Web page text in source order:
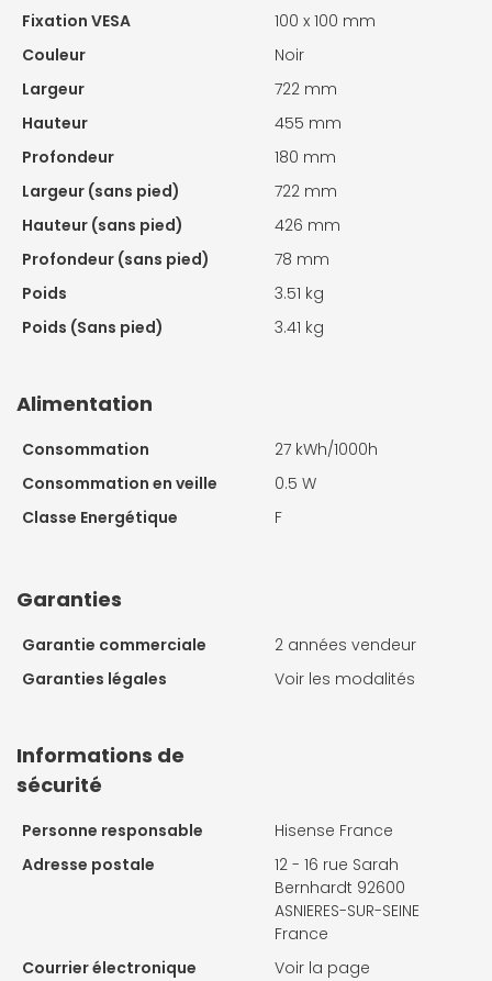
Fixation VESA
100 x 100 mm
Couleur
Noir
Largeur
722 mm
Hauteur
455 mm
Profondeur
180 mm
Largeur (sans pied)
722 mm
Hauteur (sans pied)
426 mm
Profondeur (sans pied)
78 mm
Poids
3.51 kg
Poids (Sans pied)
3.41 kg
Alimentation
Consommation
27 kWh/1000h
Consommation en veille
0.5 W
Classe Energétique
F
Garanties
Garantie commerciale
2 années vendeur
Garanties légales
Voir les modalités
Informations de
sécurité
Personne responsable
Hisense France
Adresse postale
12 - 16 rue Sarah
Bernhardt 92600
ASNIERES-SUR-SEINE
France
Courrier électronique
Voir la page